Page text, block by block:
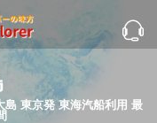
島 東京発 東海汽船利用 最